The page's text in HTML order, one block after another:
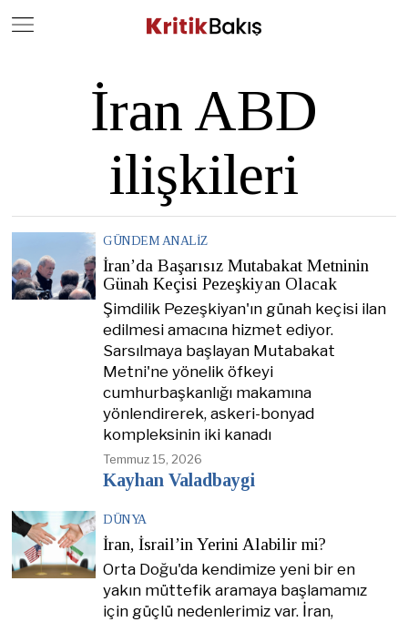
İran ABD
ilişkileri
GÜNDEM ANALIZ
İran’da Başarısız Mutabakat Metninin
Günah Keçisi Pezeşkiyan Olacak
Şimdilik Pezeşkiyan'ın günah keçisi ilan
edilmesi amacına hizmet ediyor.
Sarsılmaya başlayan Mutabakat
Metni'ne yönelik öfkeyi
cumhurbaşkanlığı makamına
yönlendirerek, askeri-bonyad
kompleksinin iki kanadı
Temmuz 15, 2026
Kayhan Valadbaygi
DÜNYA
İran, İsrail’in Yerini Alabilir mi?
Orta Doğu'da kendimize yeni bir en
yakın müttefik aramaya başlamamız
için güçlü nedenlerimiz var. İran,